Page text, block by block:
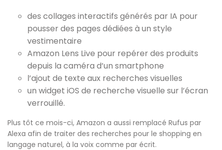
des collages interactifs générés par IA pour
pousser des pages dédiées à un style
vestimentaire
Amazon Lens Live pour repérer des produits
depuis la caméra d’un smartphone
l’ajout de texte aux recherches visuelles
un widget iOS de recherche visuelle sur l’écran
verrouillé.
Plus tôt ce mois-ci, Amazon a aussi remplacé Rufus par
Alexa afin de traiter des recherches pour le shopping en
langage naturel, à la voix comme par écrit.